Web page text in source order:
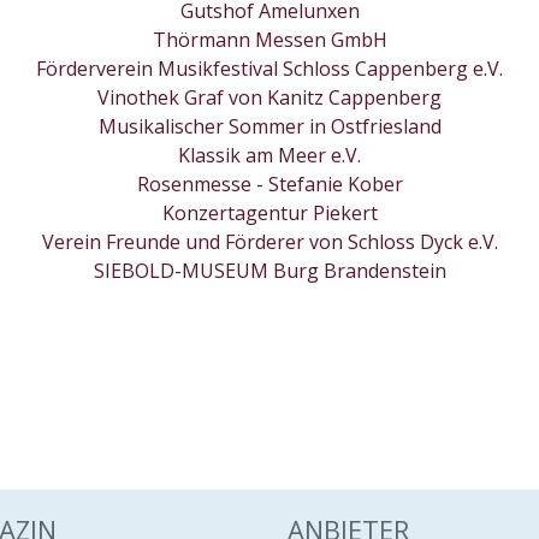
Gutshof Amelunxen
Thörmann Messen GmbH
Förderverein Musikfestival Schloss Cappenberg e.V.
Vinothek Graf von Kanitz Cappenberg
Musikalischer Sommer in Ostfriesland
Klassik am Meer e.V.
Rosenmesse - Stefanie Kober
Konzertagentur Piekert
Verein Freunde und Förderer von Schloss Dyck e.V.
SIEBOLD-MUSEUM Burg Brandenstein
ANBIETER